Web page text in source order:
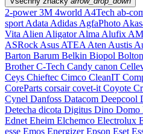
2-power3M 4world A4Tech ab-
sport Adata Adidas AgfaPhoto
Vita Alien AligatorAlma Alufix
ASRock Asus ATEA Aten Austis
Barton Barum Belkin Biopol Bolton
BrotherC-Tech Candy canon
Ceys Chieftec Cimco CleanIT
CoreParts corsaircovet-it Coyote
Cynel Danfoss Datacom Deepcool
Detecha dicota Digitus Dino Domo
Ednet Eheim Elchemco Electrolux
esse Emos EnergizerEpson Eset